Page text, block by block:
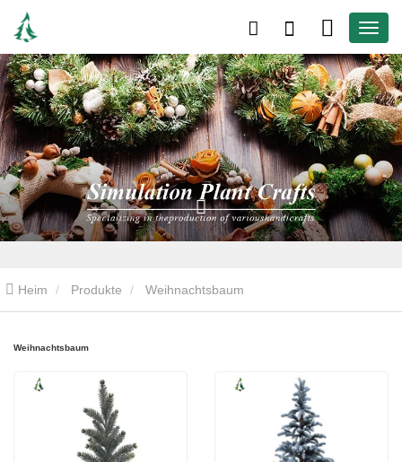
Heim Produkte Weihnachtsbaum
Weihnachtsbaum